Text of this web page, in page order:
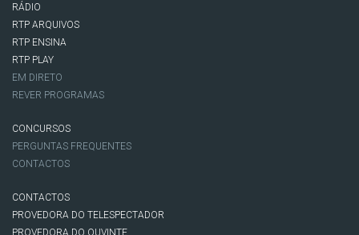
RÁDIO
RTP ARQUIVOS
RTP ENSINA
RTP PLAY
EM DIRETO
REVER PROGRAMAS
CONCURSOS
PERGUNTAS FREQUENTES
CONTACTOS
CONTACTOS
PROVEDORA DO TELESPECTADOR
PROVEDORA DO OUVINTE